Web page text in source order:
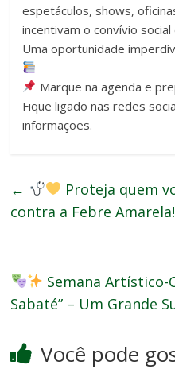
espetáculos, shows,
incentivam o convívio
Uma oportunidade
Marque na agenda e
Fique ligado nas redes
informações.
←
Proteja quem
contra a Febre Amarela!
Semana Artístico-
Sabaté” – Um Grande
Você pode